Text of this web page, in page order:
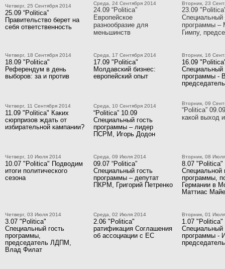
Четверг, 25 Сентября 2014
25.09 “Politica”
Правительство берет на
себя ответственность
Среда, 24 Сентября 2014
24.09 “Politica”
Европейское
разнообразие для
меньшинств
Вторник, 23
23.09
Специальный
программы –
Гимпу,
Четверг, 18 Сентября 2014
18.09 "Politica"
Референдум в день
выборов: за и против
Среда, 17 Сентября 2014
17.09 "Politica"
Молдавский бизнес:
европейский опыт
Вторник, 16
16.09
Специальный
программы -
Четверг, 11 Сентября 2014
11.09 "Politica" Каких
сюрпризов ждать от
избирательной кампании?
Среда, 10 Сентября 2014
“Politica” 10.09
Специальный гость
программы – лидер
ПСРМ, Игорь Додон
Вторник, 09
“Politica”
какой выход
Четверг, 10 Июля 2014
10.07 "Politica" Подводим
итоги политического
сезона
Среда, 09 Июля 2014
09.07 “Politica”
Специальный гость
программы – депутат
ПКРМ, Григорий Петренко
Вторник, 08
8.07 "Politica"
Специальной
программы,
Германии в
Маттиас
Четверг, 03 Июля 2014
3.07 "Politica"
Специальный гость
программы,
председатель ЛДПМ,
Влад Филат
Среда, 02 Июля 2014
2.06 "Politica"
ратификация Соглашения
об ассоциации с ЕС
Вторник, 01
1.07 "Politica"
Специальный
программы -